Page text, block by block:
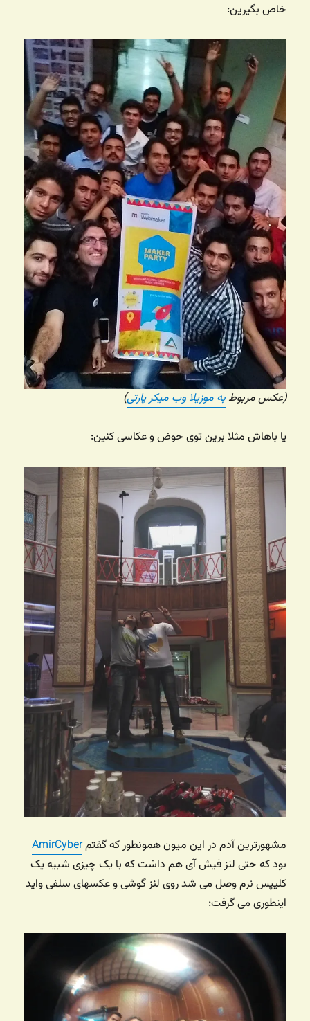
خاص بگیرین:
(عکس مربوطبه موزیلا وب میکر پارتی)
یا باهاش مثلا برین توی حوض و عکاسی کنین:
مشهورترین آدم در این میون همونطور که گفتمAmirCyber
بود که حتی لنز فیش آی هم داشت که با یک چیزی شبیه یک
کلیپس نرم وصل می شد روی لنز گوشی و عکسهای سلفی واید
اینطوری می گرفت: